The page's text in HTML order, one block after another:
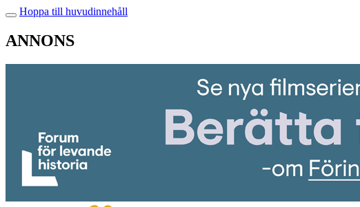
Hoppa till huvudinnehåll
ANNONS